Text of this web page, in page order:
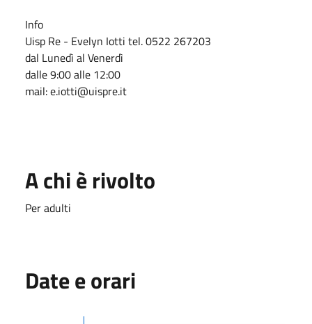
Info
Uisp Re - Evelyn Iotti tel. 0522 267203
dal Lunedì al Venerdì
dalle 9:00 alle 12:00
mail: e.iotti@uispre.it
A chi è rivolto
Per adulti
Date e orari